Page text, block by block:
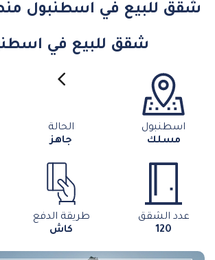
شقق للبيع في اسطنبول
شقق للبيع في
اسطنبول
مسلك
الحالة
جاهز
عدد الشقق
120
طريقة الدفع
كاش